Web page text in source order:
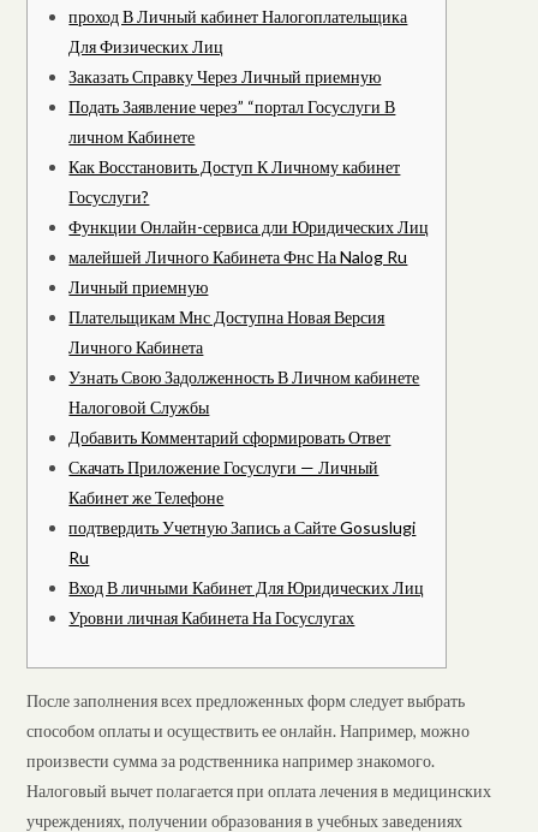
проход В Личный кабинет Налогоплательщика
Для Физических Лиц
Заказать Справку Через Личный приемную
Подать Заявление через” “портал Госуслуги В
личном Кабинете
Как Восстановить Доступ К Личному кабинет
Госуслуги?
Функции Онлайн-сервиса дли Юридических Лиц
малейшей Личного Кабинета Фнс На Nalog Ru
Личный приемную
Плательщикам Мнс Доступна Новая Версия
Личного Кабинета
Узнать Свою Задолженность В Личном кабинете
Налоговой Службы
Добавить Комментарий сформировать Ответ
Скачать Приложение Госуслуги — Личный
Кабинет же Телефоне
подтвердить Учетную Запись а Сайте Gosuslugi
Ru
Вход В личными Кабинет Для Юридических Лиц
Уровни личная Кабинета На Госуслугах
После заполнения всех предложенных форм следует выбрать
способом оплаты и осуществить ее онлайн. Например, можно
произвести сумма за родственника например знакомого.
Налоговый вычет полагается при оплата лечения в медицинских
учреждениях, получении образования в учебных заведениях